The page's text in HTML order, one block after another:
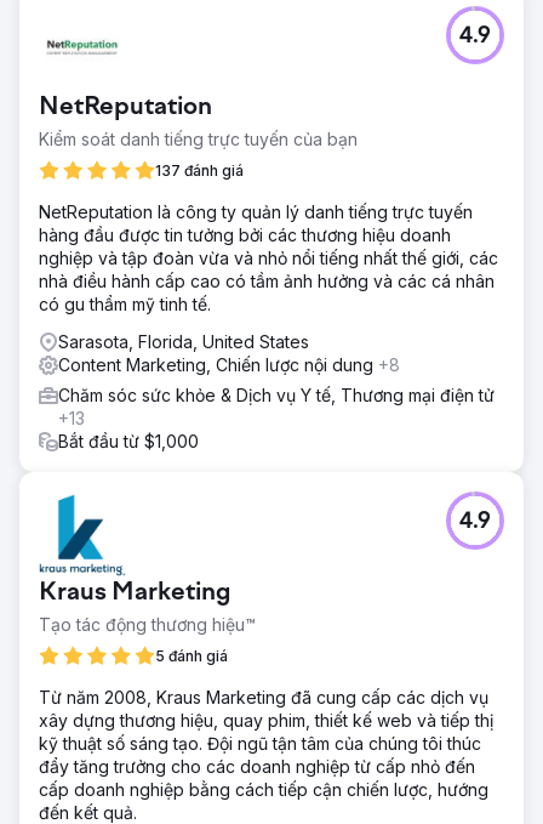
NetReputation
Kiểm soát danh tiếng trực tuyến của bạn
137 đánh giá
4.9
NetReputation là công ty quản lý danh tiếng trực tuyến
hàng đầu được tin tưởng bởi các thương hiệu doanh
nghiệp và tập đoàn vừa và nhỏ nổi tiếng nhất thế giới, các
nhà điều hành cấp cao có tầm ảnh hưởng và các cá nhân
có gu thẩm mỹ tinh tế.
Sarasota, Florida, United States
Content Marketing, Chiến lược nội dung +8
Chăm sóc sức khỏe & Dịch vụ Y tế, Thương mại điện tử
+13
Bắt đầu từ $1,000
Kraus Marketing
Tạo tác động thương hiệu™
5 đánh giá
4.9
Từ năm 2008, Kraus Marketing đã cung cấp các dịch vụ
xây dựng thương hiệu, quay phim, thiết kế web và tiếp thị
kỹ thuật số sáng tạo. Đội ngũ tận tâm của chúng tôi thúc
đẩy tăng trưởng cho các doanh nghiệp từ cấp nhỏ đến
cấp doanh nghiệp bằng cách tiếp cận chiến lược, hướng
đến kết quả.